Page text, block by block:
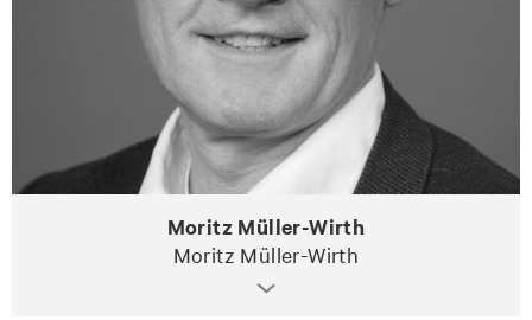
Moritz Müller-Wirth
Moritz Müller-Wirth